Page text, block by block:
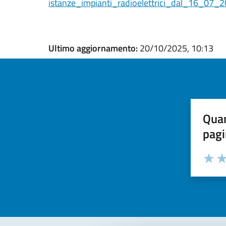
Ultimo aggiornamento:20/10/2025, 10:13
Valuta